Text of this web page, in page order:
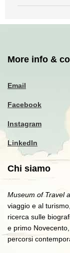
More info &
Email
Facebook
Instagram
LinkedIn
Chi siamo
Museum of Travel
viaggio e al
ricerca sulle
e primo
percorsi